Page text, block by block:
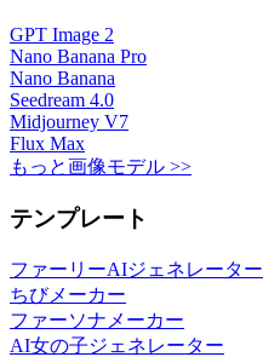
GPT Image 2
Nano Banana Pro
Nano Banana
Seedream 4.0
Midjourney V7
Flux Max
もっと画像モデル >>
テンプレート
ファーリーAIジェネレーター
ちびメーカー
ファーソナメーカー
AI女の子ジェネレーター